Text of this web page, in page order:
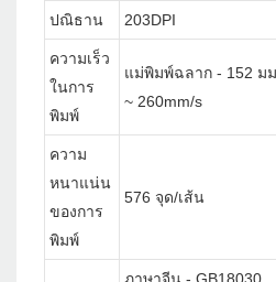
ปณิธาน 203DPI
ความเร็ว
ในการ
พิมพ์
แม่พิมพ์ฉลาก - 152 ม
~ 260mm/s
ความ
หนาแน่น
ของการ
พิมพ์
576 จุด/เส้น